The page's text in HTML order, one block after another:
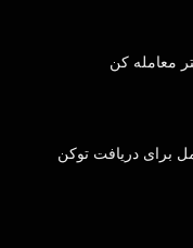
معامله کن
برای دریافت توکن